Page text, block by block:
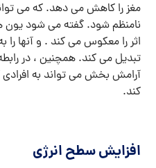
مغز را کاهش می دهد. که می
نامنظم شود. گفته می شود یون
اثر را معکوس می کند . و آنها
تبدیل می کند. همچنین ، در
آرامش بخش می تواند به
کند.
افزایش سطح انرژی